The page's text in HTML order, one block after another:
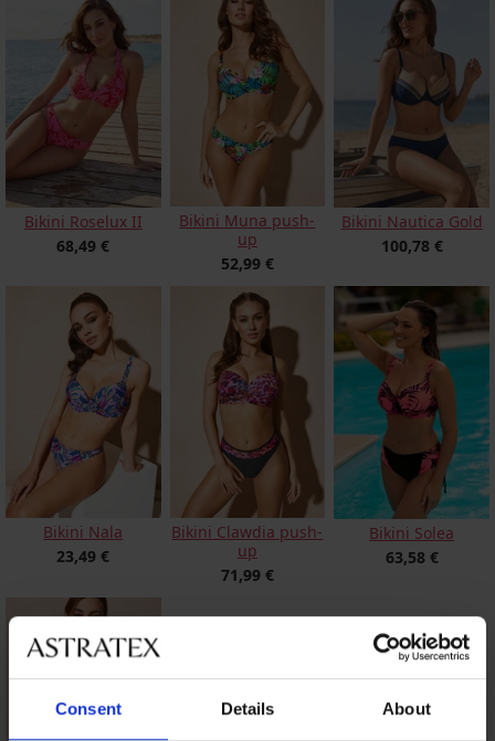
Consent Details About
Bikini Roselux II
68,49 €
Bikini Muna push-
up
52,99 €
Bikini Nautica Gold
100,78 €
Bikini Nala
23,49 €
Bikini Clawdia push-
up
71,99 €
Bikini Solea
63,58 €